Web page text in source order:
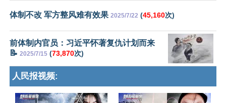
体制不改 军方整风难有效果 2025/7/22 (45,160次)
前体制内官员：习近平怀著复仇计划而来
📝 2025/7/15 (73,870次)
人民报视频: